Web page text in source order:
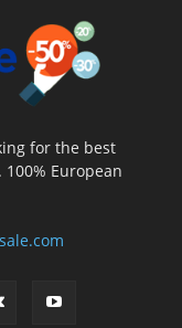
for the best
European